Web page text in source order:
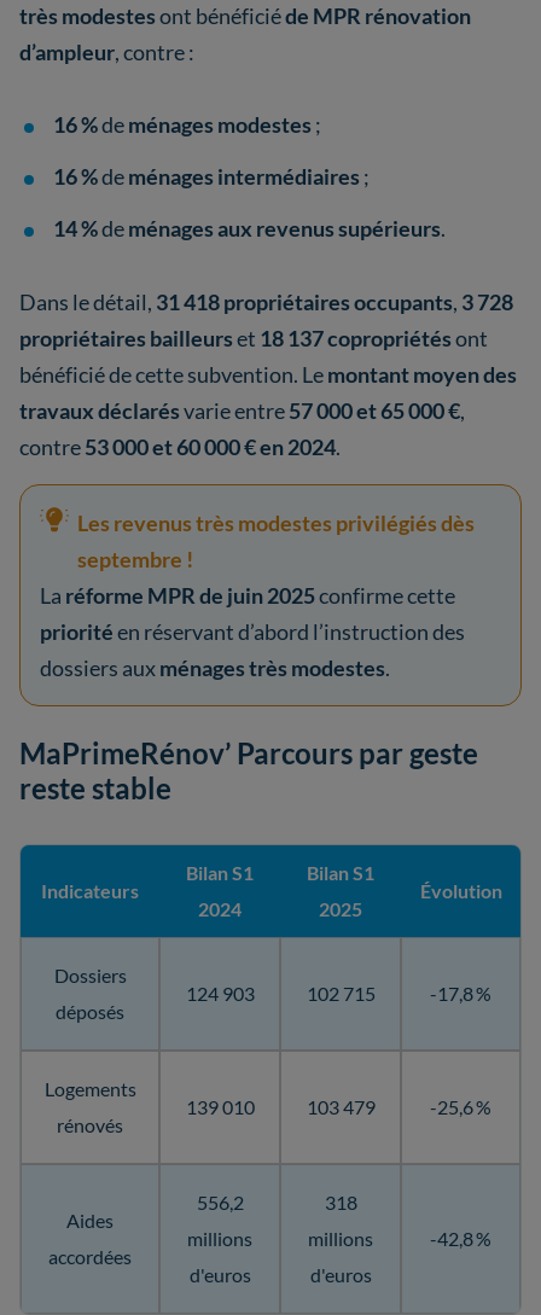
très modestesont bénéficiéde MPR rénovation
d’ampleur, contre :
16 %deménages modestes ;
16 %deménages intermédiaires ;
14 %deménages aux revenus supérieurs.
Dans le détail, 31 418 propriétaires occupants, 3 728
propriétaires bailleurset 18 137 copropriétésont
bénéficié de cette subvention. Lemontant moyen des
travaux déclarésvarie entre57 000 et 65 000 €,
contre53 000 et 60 000 € en 2024.
Les revenus très modestes privilégiés dès
septembre !
La réforme MPR de juin 2025confirme cette
prioritéen réservant d’abord l’instruction des
dossiers auxménages très modestes.
MaPrimeRénov’ Parcours par geste
reste stable
Indicateurs
Bilan S1
2024
Bilan S1
2025
Évolution
Dossiers
déposés
124 903 102 715 -17,8 %
Logements
rénovés
139 010 103 479 -25,6 %
Aides
accordées
556,2
millions
d'euros
318
millions
d'euros
-42,8 %